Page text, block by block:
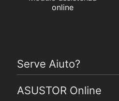
online
Serve Aiuto?
ASUSTOR Online